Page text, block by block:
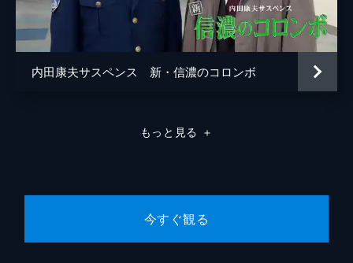
内田康夫サスペンス 新・信濃のコロンボ
もっと見る ＋
今すぐ観る